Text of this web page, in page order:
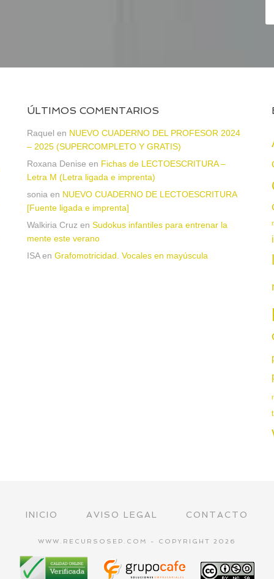
ÚLTIMOS COMENTARIOS
Raquel en NUEVO CUADERNO DEL PROFESOR 2024
– 2025 (SUPERCOMPLETO Y GRATIS)
Roxana Denise en Fichas de LECTOESCRITURA –
Letra M (Letra ligada e imprenta)
sonia en NUEVO CUADERNO DE LECTOESCRITURA
[Fuente ligada e imprenta]
Walkiria Cruz en Sudokus infantiles para entrenar la
mente este verano
ISAen Grafomotricidad. Vocales en mayúscula
INICIO AVISO LEGAL CONTACTO
WWW.RECURSOSEP.COM - COPYRIGHT 2026